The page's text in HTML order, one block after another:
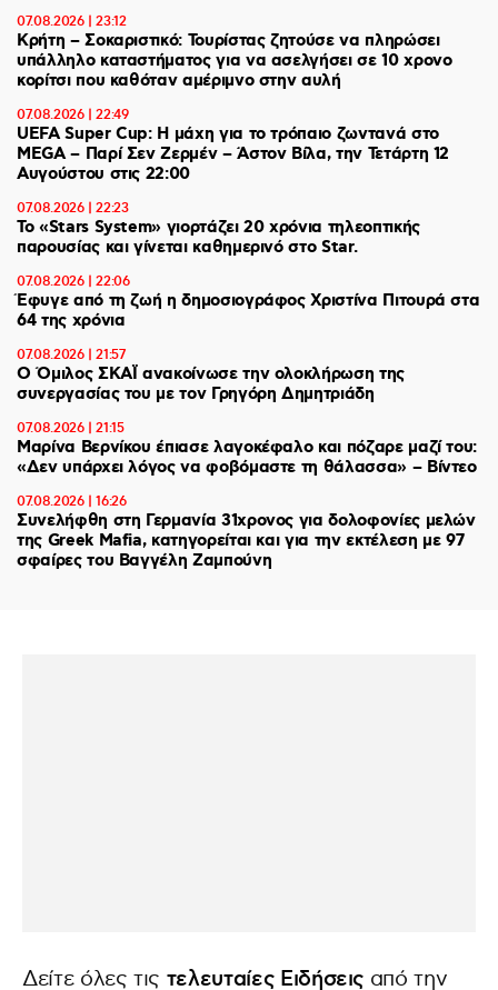
07.08.2026 | 23:12
Κρήτη – Σοκαριστικό: Τουρίστας ζητούσε να πληρώσει
υπάλληλο καταστήματος για να ασελγήσει σε 10 χρονο
κορίτσι που καθόταν αμέριμνο στην αυλή
07.08.2026 | 22:49
UEFA Super Cup: Η μάχη για το τρόπαιο ζωντανά στο
MEGA – Παρί Σεν Ζερμέν – Άστον Βίλα, την Τετάρτη 12
Αυγούστου στις 22:00
07.08.2026 | 22:23
Το «Stars System» γιορτάζει 20 χρόνια τηλεοπτικής
παρουσίας και γίνεται καθημερινό στο Star.
07.08.2026 | 22:06
Έφυγε από τη ζωή η δημοσιογράφος Χριστίνα Πιτουρά στα
64 της χρόνια
07.08.2026 | 21:57
Ο Όμιλος ΣΚΑΪ ανακοίνωσε την ολοκλήρωση της
συνεργασίας του με τον Γρηγόρη Δημητριάδη
07.08.2026 | 21:15
Μαρίνα Βερνίκου έπιασε λαγοκέφαλο και πόζαρε μαζί του:
«Δεν υπάρχει λόγος να φοβόμαστε τη θάλασσα» – Βίντεο
07.08.2026 | 16:26
Συνελήφθη στη Γερμανία 31χρονος για δολοφονίες μελών
της Greek Mafia, κατηγορείται και για την εκτέλεση με 97
σφαίρες του Βαγγέλη Ζαμπούνη
Δείτε όλες τις τελευταίες Ειδήσεις από την